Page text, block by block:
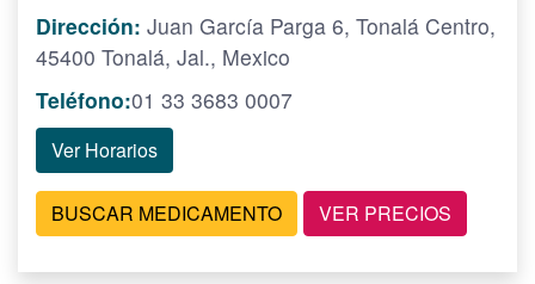
Dirección: Juan García Parga 6, Tonalá Centro,
45400 Tonalá, Jal., Mexico
Teléfono:01 33 3683 0007
Ver Horarios
BUSCAR MEDICAMENTO VER PRECIOS